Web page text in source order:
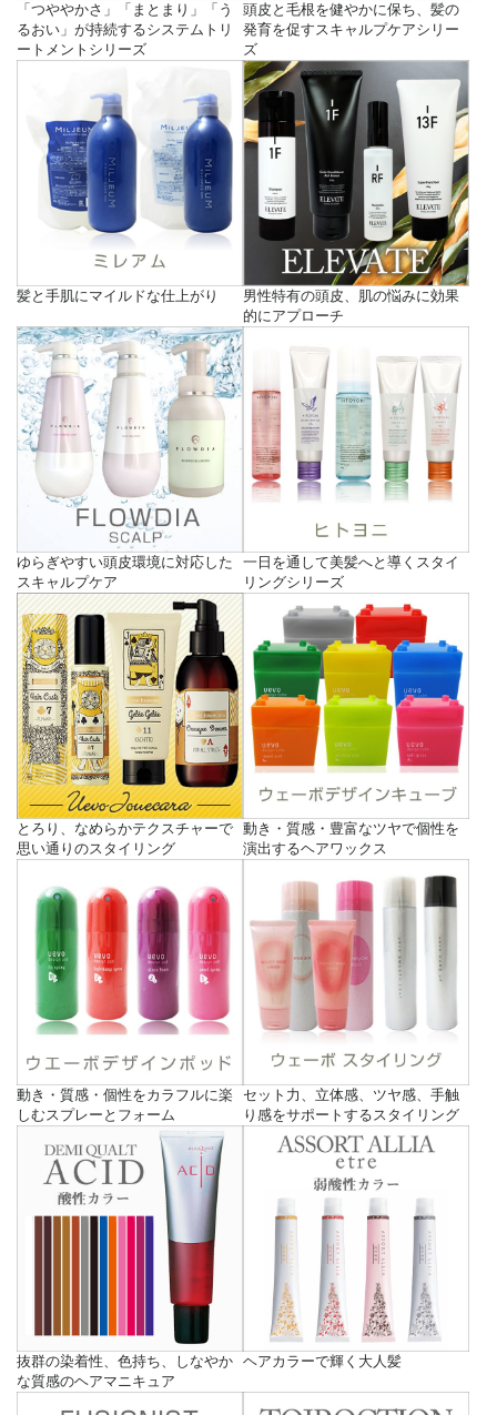
「つややかさ」「まとまり」「う
るおい」が持続するシステムトリ
ートメントシリーズ
頭皮と毛根を健やかに保ち、髪の
発育を促すスキャルプケアシリー
ズ
髪と手肌にマイルドな仕上がり
男性特有の頭皮、肌の悩みに効果
的にアプローチ
ゆらぎやすい頭皮環境に対応した
スキャルプケア
一日を通して美髪へと導くスタイ
リングシリーズ
とろり、なめらかテクスチャーで
思い通りのスタイリング
動き・質感・豊富なツヤで個性を
演出するヘアワックス
動き・質感・個性をカラフルに楽
しむスプレーとフォーム
セット力、立体感、ツヤ感、手触
り感をサポートするスタイリング
抜群の染着性、色持ち、しなやか
な質感のヘアマニキュア
ヘアカラーで輝く大人髪